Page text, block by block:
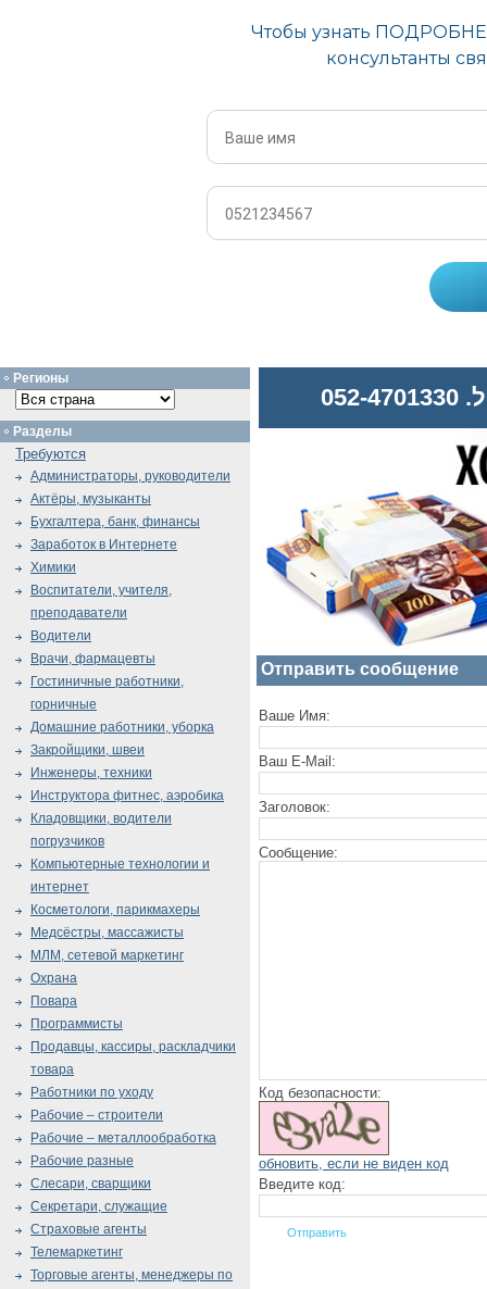
Отправить сообщение
Ваше Имя:
Ваш E-Mail:
Заголовок:
Сообщение:
Код безопасности:
обновить, если не виден код
Введите код:
Регионы
Разделы
Требуются
Администраторы, руководители
Актёры, музыканты
Бухгалтера, банк, финансы
Заработок в Интернете
Химики
Воспитатели, учителя,
преподаватели
Водители
Врачи, фармацевты
Гостиничные работники,
горничные
Домашние работники, уборка
Закройщики, швеи
Инженеры, техники
Инструктора фитнес, аэробика
Кладовщики, водители
погрузчиков
Компьютерные технологии и
интернет
Косметологи, парикмахеры
Медсёстры, массажисты
МЛМ, сетевой маркетинг
Охрана
Повара
Программисты
Продавцы, кассиры, раскладчики
товара
Работники по уходу
Рабочие – строители
Рабочие – металлообработка
Рабочие разные
Слесари, сварщики
Секретари, служащие
Страховые агенты
Телемаркетинг
Торговые агенты, менеджеры по